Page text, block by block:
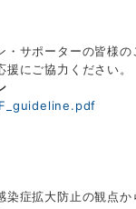
・サポーターの皆様の
にご協力ください。
染症拡大防止の観点か